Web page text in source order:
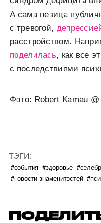
А сама певица
с тревогой,
расстройством.
поделилась, как все
с последствиями
Фото: Robert Kamau
ТЭГИ:
#события #здоровье
#новости знаменитостей